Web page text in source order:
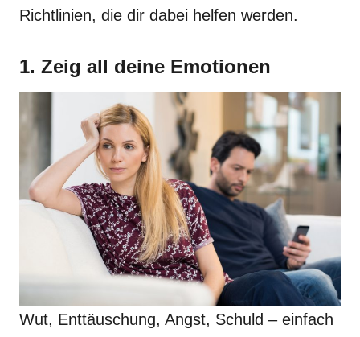
Richtlinien, die dir dabei helfen werden.
1. Zeig all deine Emotionen
Wut, Enttäuschung, Angst, Schuld – einfach